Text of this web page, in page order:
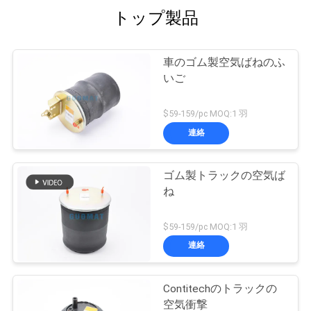
トップ製品
車のゴム製空気ばねのふ
いご
$59-159/pc MOQ:1 羽
連絡
ゴム製トラックの空気ば
ね
$59-159/pc MOQ:1 羽
連絡
Contitechのトラックの
空気衝撃